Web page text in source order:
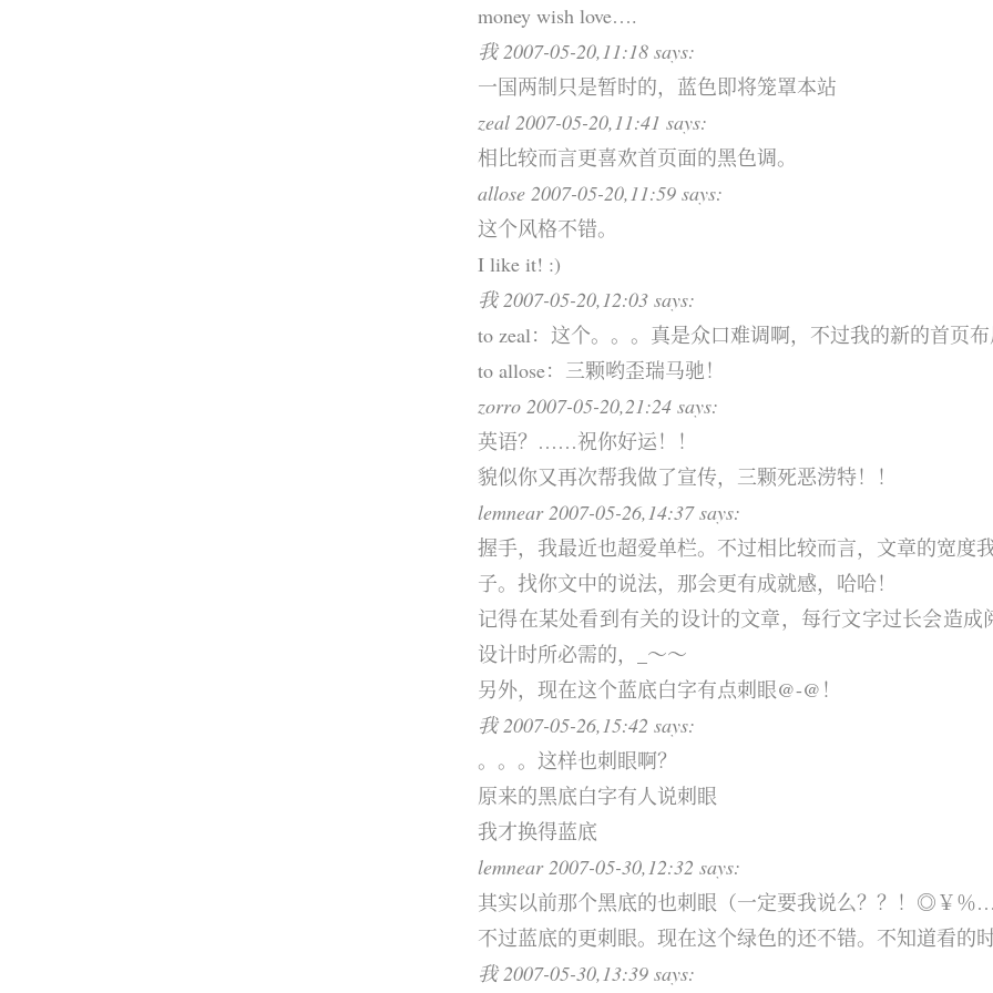
money wish love….
我 2007-05-20,11:18 says:
一国两制只是暂时的，蓝色即将笼罩本站
zeal 2007-05-20,11:41 says:
相比较而言更喜欢首页面的黑色调。
allose 2007-05-20,11:59 says:
这个风格不错。
I like it! :)
我 2007-05-20,12:03 says:
to zeal：这个。。。真是众口难调啊，不过我的新的首页布
to allose：三颗哟歪瑞马驰！
zorro 2007-05-20,21:24 says:
英语？……祝你好运！！
貌似你又再次帮我做了宣传，三颗死恶涝特！！
lemnear 2007-05-26,14:37 says:
握手，我最近也超爱单栏。不过相比较而言，文章的宽度
子。找你文中的说法，那会更有成就感，哈哈！
记得在某处看到有关的设计的文章，每行文字过长会造
设计时所必需的，_～～
另外，现在这个蓝底白字有点刺眼@-@！
我 2007-05-26,15:42 says:
。。。这样也刺眼啊？
原来的黑底白字有人说刺眼
我才换得蓝底
lemnear 2007-05-30,12:32 says:
其实以前那个黑底的也刺眼（一定要我说么？？！◎￥％
不过蓝底的更刺眼。现在这个绿色的还不错。不知道看的
我 2007-05-30,13:39 says: